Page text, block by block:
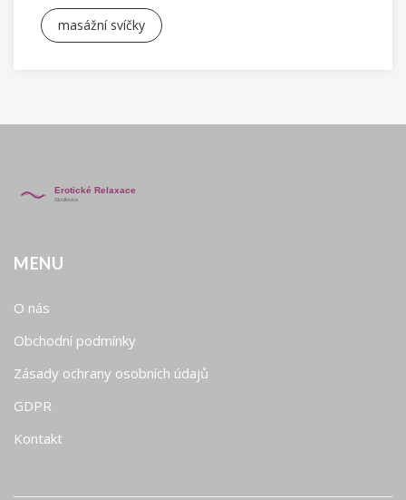
masážní svíčky
MENU
O nás
Obchodní podmínky
Zásady ochrany osobních údajů
GDPR
Kontakt